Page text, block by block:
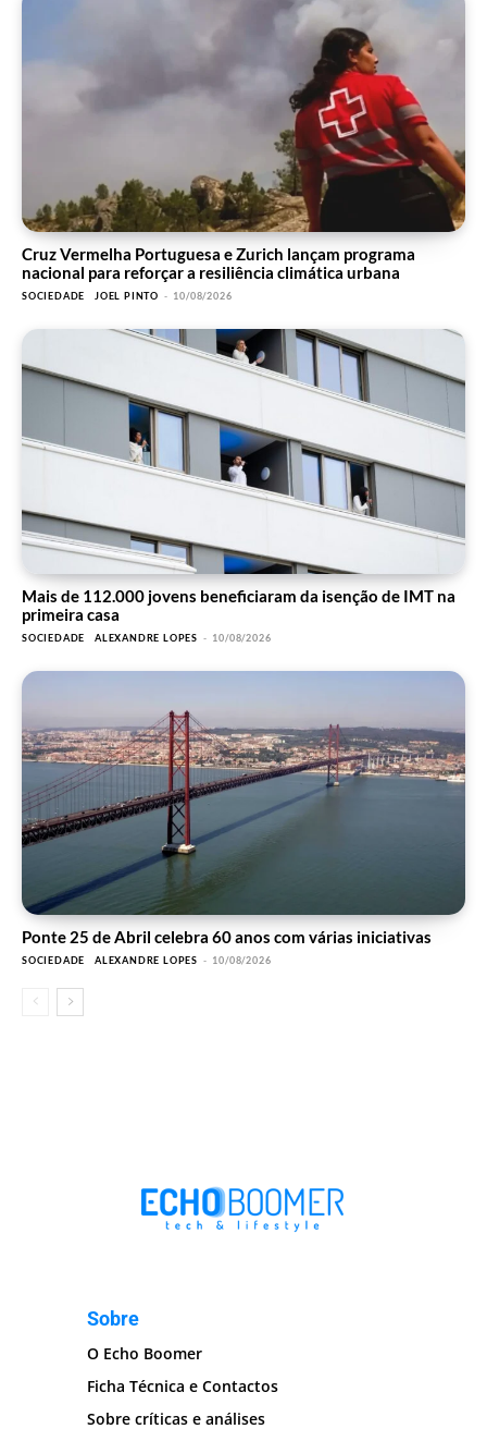
Cruz Vermelha Portuguesa e Zurich lançam programa
nacional para reforçar a resiliência climática urbana
SOCIEDADE JOEL PINTO - 10/08/2026
Mais de 112.000 jovens beneficiaram da isenção de IMT na
primeira casa
SOCIEDADE ALEXANDRE LOPES - 10/08/2026
Ponte 25 de Abril celebra 60 anos com várias iniciativas
SOCIEDADE ALEXANDRE LOPES - 10/08/2026
Sobre
O Echo Boomer
Ficha Técnica e Contactos
Sobre críticas e análises